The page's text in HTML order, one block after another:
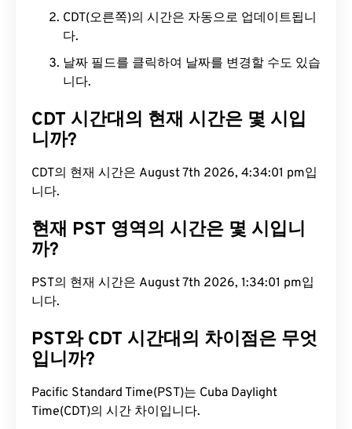
CDT(오른쪽)의 시간은 자동으로 업데이트됩니
다.
날짜 필드를 클릭하여 날짜를 변경할 수도 있습
니다.
CDT 시간대의 현재 시간은 몇 시입
니까?
CDT의 현재 시간은 August 7th 2026, 4:34:02 pm입
니다.
현재 PST 영역의 시간은 몇 시입니
까?
PST의 현재 시간은 August 7th 2026, 1:34:02 pm입
니다.
PST와 CDT 시간대의 차이점은 무엇
입니까?
Pacific Standard Time(PST)는 Cuba Daylight
Time(CDT)의 시간 차이입니다.